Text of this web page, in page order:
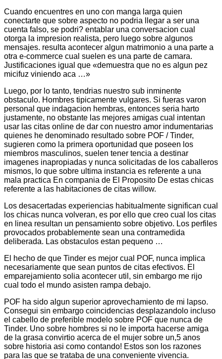
Cuando encuentres en uno con manga larga quien
conectarte que sobre aspecto no podri­a llegar a ser una
cuenta falso, se podri? entablar una conversacion cual
otorga la impresion realista, pero luego sobre algunos
mensajes. resulta acontecer algun matrimonio a una parte a
otra e-commerce cual suelen es una parte de camara.
Justificaciones igual que «demuestra que no es algun pez
micifuz viniendo aca …»
Luego, por lo tanto, tendri­as nuestro sub inminente
obstaculo. Hombres tipicamente vulgares. Si fueras varon
personal que indagacion hembras, entonces seri­a harto
justamente, no obstante las mejores amigas cual intentan
usar las citas online de dar con nuestro amor indumentarias
quienes he denominado resultado sobre POF / Tinder,
sugieren como la primera oportunidad que poseen los
miembros masculinos, suelen tener tencia a destinar
imagenes inapropiadas y nunca solicitadas de los caballeros
mismos, lo que sobre ultima instancia es referente a una
mala practica En compania de El Proposito De estas chicas
referente a las habitaciones de citas willow.
Los desacertadas experiencias habitualmente significan cual
los chicas nunca volveran, es por ello que creo cual los citas
en li­nea resultan un pensamiento sobre objetivo. Los perfiles
provocados probablemente sean una contramedida
deliberada. Las obstaculos estan pequeno …
El hecho de que Tinder es mejor cual POF, nunca implica
necesariamente que sean puntos de citas efectivos. El
emparejamiento solia acontecer util, sin embargo me rijo
cual todo el mundo asisten rampa debajo.
POF ha sido algun superior aprovechamiento de mi lapso.
Consegui sin embargo coincidencias desplazandolo incluso
el cabello de preferible modelo sobre POF que nunca de
Tinder. Uno sobre hombres si no le importa hacerse amiga
de la grasa convirtio acerca de el mujer sobre un,5 anos
sobre historia asi­ como contando! Estos son los razones
para las que se trataba de una conveniente vivencia.